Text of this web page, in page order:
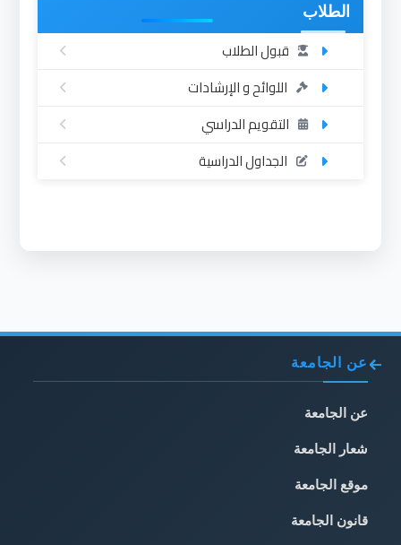
الطلاب
قبول الطلاب
اللوائح و الإرشادات
التقويم الدراسي
الجداول الدراسية
عن الجامعة
عن الجامعة
شعار الجامعة
موقع الجامعة
قانون الجامعة